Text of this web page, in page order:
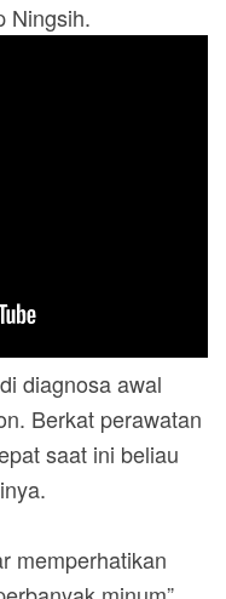
Ningsih.
diagnosa awal
Berkat perawatan
saat ini beliau
memperhatikan